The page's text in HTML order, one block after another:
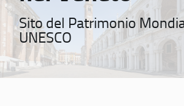
Sito del Patrimonio
UNESCO